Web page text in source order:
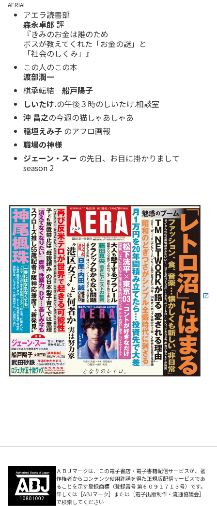
AERIAL
アエラ読書部
森永卓郎 評
『きみのお金は誰のため
ボスが教えてくれた「お金の謎」と
「社会のしくみ」』
この人のこの本
渡部潤一
棋承転結 船戸陽子
しいたけ.の午後３時のしいたけ.相談室
沖 昌之の今週の猫しゃあしゃあ
稲垣えみ子 のアフロ画報
職場の神様
ジェーン・スー の先日、お目に掛かりまして
season 2
ＡＢＪマークは、この電子書店・電子書籍配信サービスが、著
作権者からコンテンツ使用許諾を得た正規版配信サービスであ
ることを示す登録商標（登録番号 第６０９１７１３号）です。
詳しくは［ABJマーク］または［電子出版制作・流通協議会］
で検索してください